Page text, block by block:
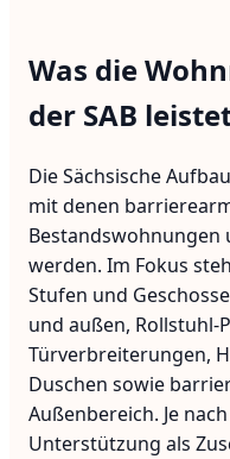
Was die
der SAB
Die Sächsische
mit denen
werden. Im Fokus
Stufen und
und außen,
Türverbreiterungen,
Duschen sowie
Außenbereich. Je
Unterstützung als